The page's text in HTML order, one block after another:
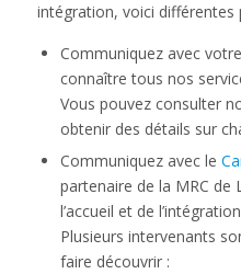
intégration, voici différentes
Communiquez avec
connaître tous nos
Vous pouvez consulter
obtenir des détails sur
Communiquez avec le
partenaire de la MRC de
l’accueil et de
Plusieurs intervenants
faire découvrir :